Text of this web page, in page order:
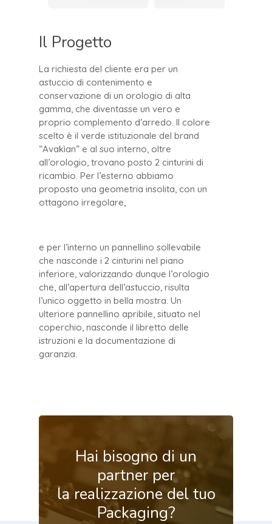
Il Progetto
La richiesta del cliente era per un
astuccio di contenimento e
conservazione di un orologio di alta
gamma, che diventasse un vero e
proprio complemento d’arredo. Il colore
scelto è il verde istituzionale del brand
“Avakìan” e al suo interno, oltre
all’orologio, trovano posto 2 cinturini di
ricambio. Per l’esterno abbiamo
proposto una geometria insolita, con un
ottagono irregolare,
e per l’interno un pannellino sollevabile
che nasconde i 2 cinturini nel piano
inferiore, valorizzando dunque l’orologio
che, all’apertura dell’astuccio, risulta
l’unico oggetto in bella mostra. Un
ulteriore pannellino apribile, situato nel
coperchio, nasconde il libretto delle
istruzioni e la documentazione di
garanzia.
Hai bisogno di un
partner per
la realizzazione del tuo
Packaging?